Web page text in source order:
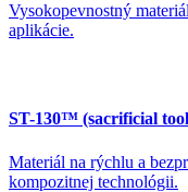
Vysokopevnostný
aplikácie.
ST-130™ (sacrificial
Materiál na rýchlu a
kompozitnej technológii.